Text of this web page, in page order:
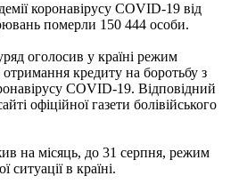
коронавірусу COVID-19 від
померли 150 444 особи.
оголосив у країні режим
кредиту на боротьбу з
COVID-19. Відповідний
офіційної газети болівійського
на місяць, до 31 серпня, режим
ситуації в країні.